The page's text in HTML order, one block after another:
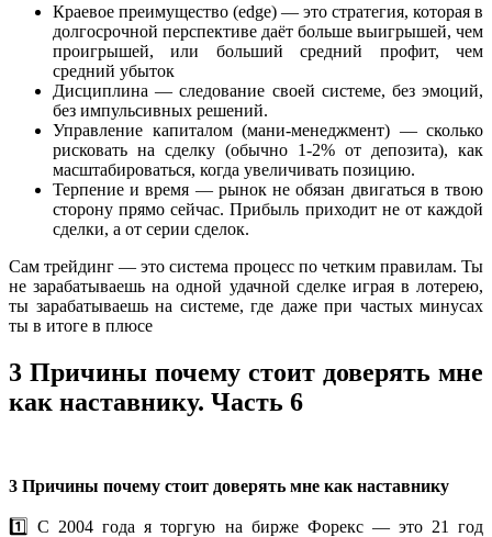
Краевое преимущество (edge) — это стратегия, которая в
долгосрочной перспективе даёт больше выигрышей, чем
проигрышей, или больший средний профит, чем
средний убыток
Дисциплина — следование своей системе, без эмоций,
без импульсивных решений.
Управление капиталом (мани-менеджмент) — сколько
рисковать на сделку (обычно 1-2% от депозита), как
масштабироваться, когда увеличивать позицию.
Терпение и время — рынок не обязан двигаться в твою
сторону прямо сейчас. Прибыль приходит не от каждой
сделки, а от серии сделок.
Сам трейдинг — это система процесс по четким правилам. Ты
не зарабатываешь на одной удачной сделке играя в лотерею,
ты зарабатываешь на системе, где даже при частых минусах
ты в итоге в плюсе
3 Причины почему стоит доверять мне
как наставнику. Часть 6
3 Причины почему стоит доверять мне как наставнику
1️⃣ С 2004 года я торгую на бирже Форекс — это 21 год